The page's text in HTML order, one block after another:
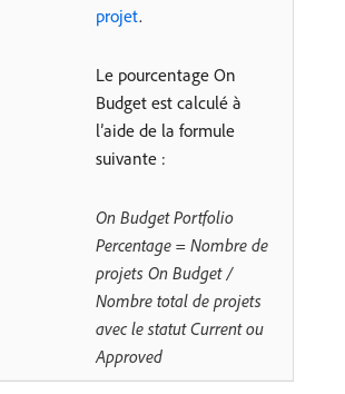
projet.
Le pourcentage On
Budget est calculé à
l’aide de la formule
suivante :
On Budget Portfolio
Percentage = Nombre de
projets On Budget /
Nombre total de projets
avec le statut Current ou
Approved